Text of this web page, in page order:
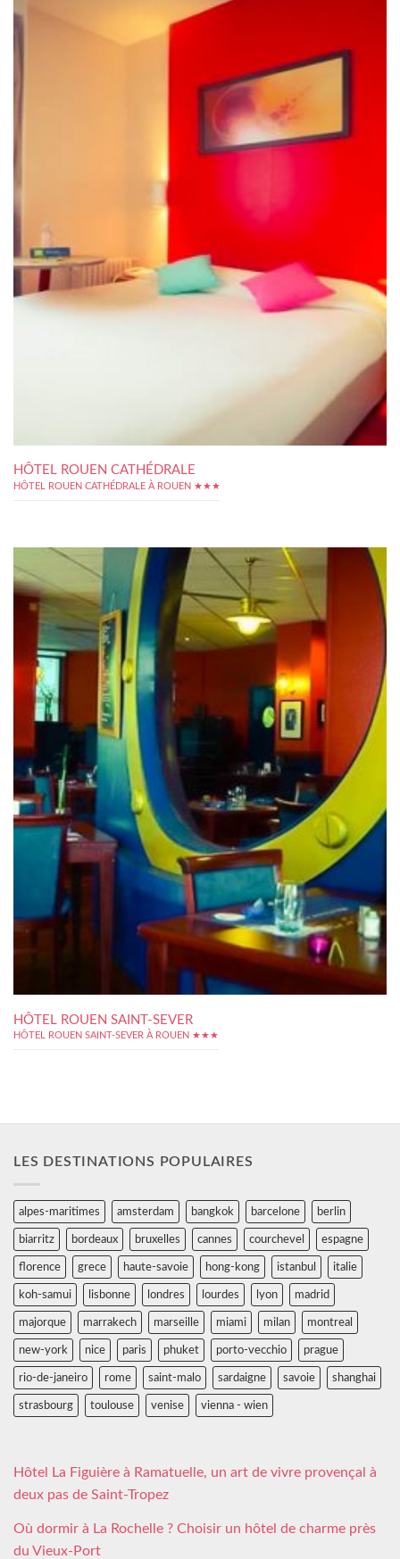
HÔTEL ROUEN CATHÉDRALE
HÔTEL ROUEN CATHÉDRALE À ROUEN ★★★
HÔTEL ROUEN SAINT-SEVER
HÔTEL ROUEN SAINT-SEVER À ROUEN ★★★
LES DESTINATIONS POPULAIRES
alpes-maritimes amsterdam bangkok barcelone berlin
biarritz bordeaux bruxelles cannes courchevel espagne
florence grece haute-savoie hong-kong istanbul italie
koh-samui lisbonne londres lourdes lyon madrid
majorque marrakech marseille miami milan montreal
new-york nice paris phuket porto-vecchio prague
rio-de-janeiro rome saint-malo sardaigne savoie shanghai
strasbourg toulouse venise vienna - wien
Hôtel La Figuière à Ramatuelle, un art de vivre provençal à
deux pas de Saint-Tropez
Où dormir à La Rochelle ? Choisir un hôtel de charme près
du Vieux-Port